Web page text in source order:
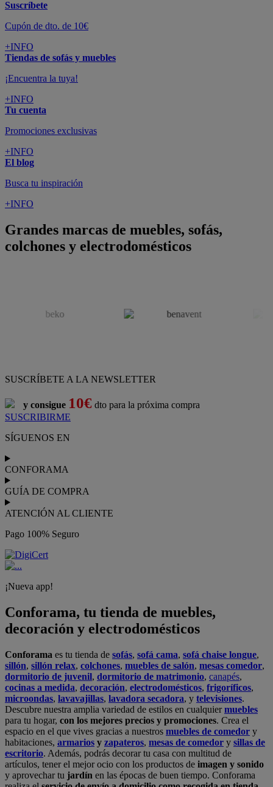
Suscríbete
Cupón de dto. de 10€
+INFO
Tiendas de sofás y muebles
¡Encuentra la tuya!
+INFO
Tu cuenta
Promociones exclusivas
+INFO
El blog
Busca tu inspiración
+INFO
Grandes marcas de muebles, sofás,
colchones y electrodomésticos
SUSCRÍBETE A LA NEWSLETTER
y consigue 10€ dto para la próxima compra
SUSCRIBIRME
SÍGUENOS EN
CONFORAMA
GUÍA DE COMPRA
ATENCIÓN AL CLIENTE
Pago 100% Seguro
¡Nueva app!
Conforama, tu tienda de muebles,
decoración y electrodomésticos
Conforama es tu tienda de sofás, sofá cama, sofá chaise longue,
sillón, sillón relax, colchones, muebles de salón, mesas comedor,
dormitorio de juvenil, dormitorio de matrimonio, canapés,
cocinas a medida, decoración, electrodomésticos, frigoríficos,
microondas, lavavajillas, lavadora secadora, y televisiones.
Descubre nuestra amplia variedad de estilos en cualquiermuebles
para tu hogar, con los mejores precios y promociones. Crea el
espacio en el que vives gracias a nuestros muebles de comedor y
habitaciones, armarios y zapateros, mesas de comedor y sillas de
escritorio. Además, podrás decorar tu casa con multitud de
artículos, tener el mejor ocio con los productos de imagen y sonido
y aprovechar tu jardín en las épocas de buen tiempo. Conforama